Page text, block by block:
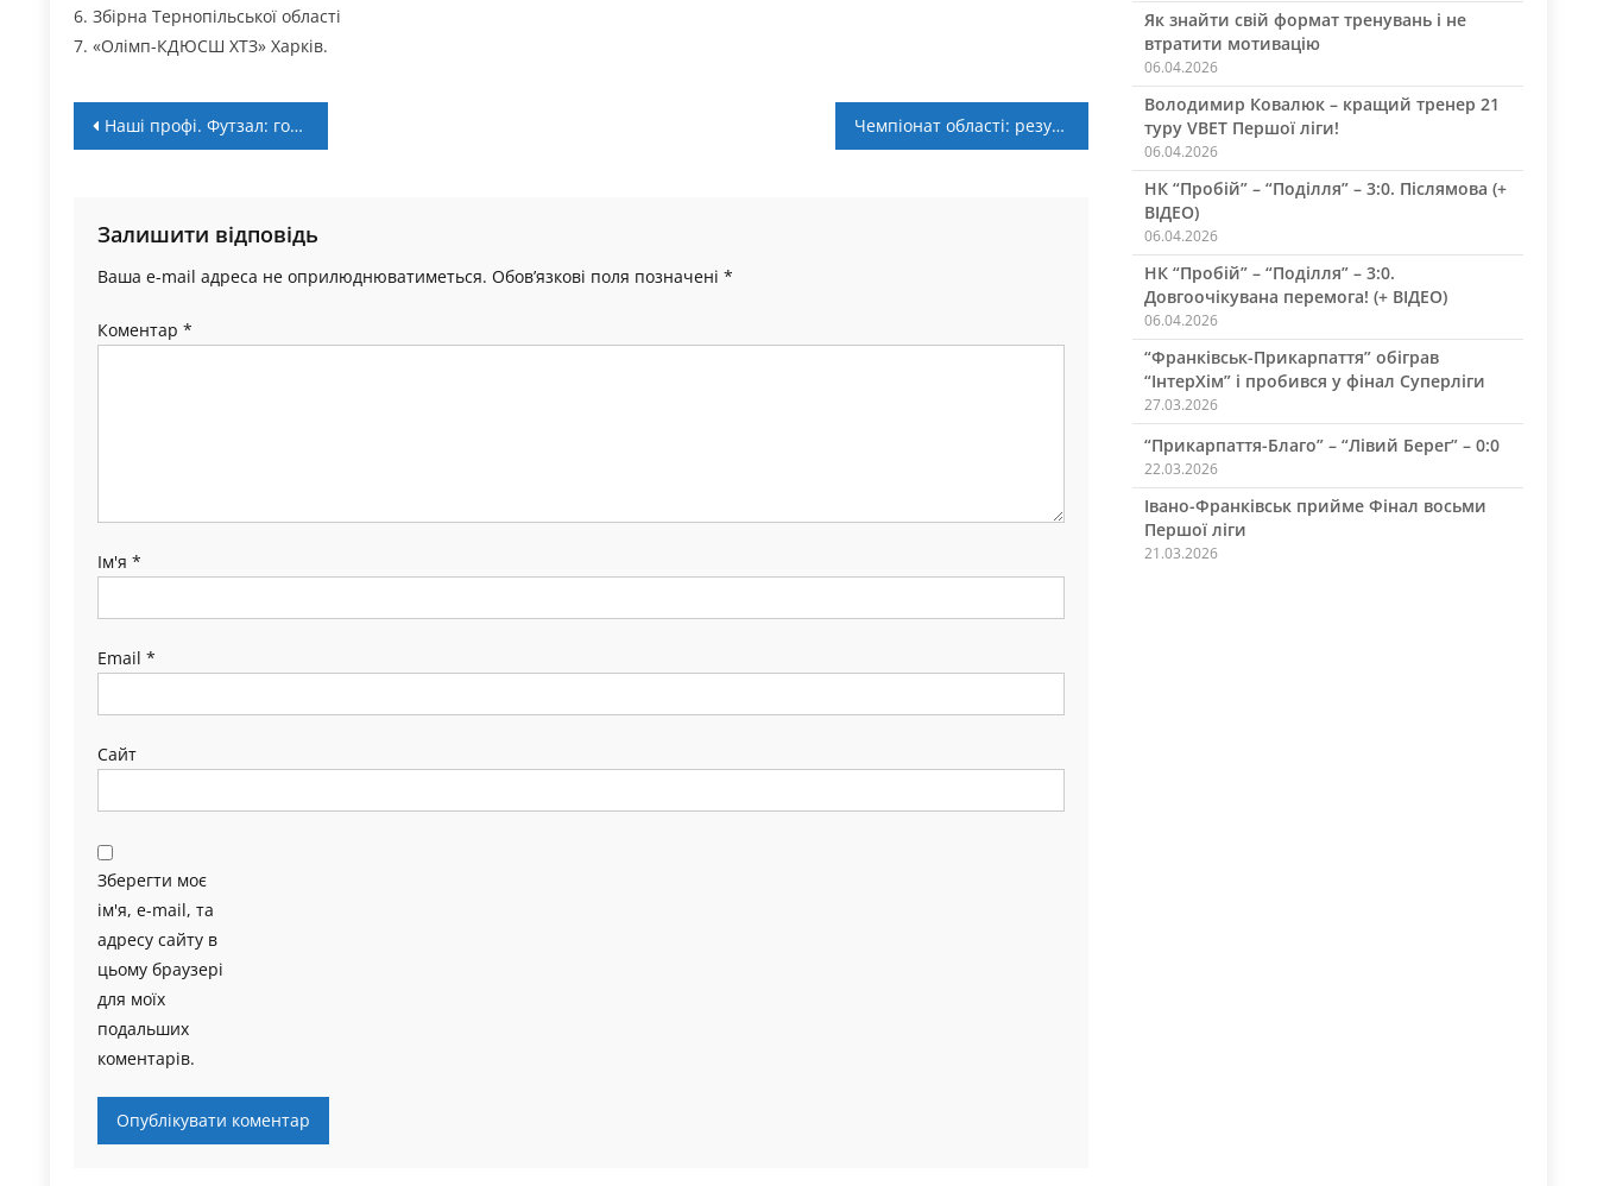
6. Збірна Тернопільської області
7. «Олімп-КДЮСШ ХТЗ» Харків.
Навігація
Наші профі. Футзал: гольові євровихідні Чемпіонат області: результати VI туру
Залишити відповідь
Ваша e-mail адреса не оприлюднюватиметься. Обов’язкові поля позначені *
Коментар *
Ім'я *
Email *
Сайт
Зберегти моє
ім'я, e-mail, та
адресу сайту в
цьому браузері
для моїх
подальших
коментарів.
Як знайти свій формат тренувань і не
втратити мотивацію
06.04.2026
Володимир Ковалюк – кращий тренер 21
туру VBET Першої ліги!
06.04.2026
НК “Пробій” – “Поділля” – 3:0. Післямова (+
ВІДЕО)
06.04.2026
НК “Пробій” – “Поділля” – 3:0.
Довгоочікувана перемога! (+ ВІДЕО)
06.04.2026
“Франківськ-Прикарпаття” обіграв
“ІнтерХім” і пробився у фінал Суперліги
27.03.2026
“Прикарпаття-Благо” – “Лівий Берег” – 0:0
22.03.2026
Івано-Франківськ прийме Фінал восьми
Першої ліги
21.03.2026